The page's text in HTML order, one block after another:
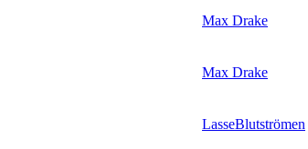
Max Drake
Max Drake
LasseBlutströmen